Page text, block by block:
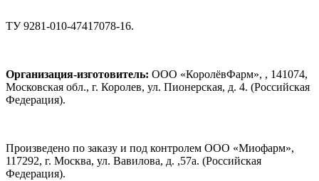
ТУ 9281-010-47417078-16.
Организация-изготовитель: ООО «КоролёвФарм», , 141074,
Московская обл., г. Королев, ул. Пионерская, д. 4. (Российская
Федерация).
Произведено по заказу и под контролем ООО «Миофарм»,
117292, г. Москва, ул. Вавилова, д. ,57а. (Российская
Федерация).